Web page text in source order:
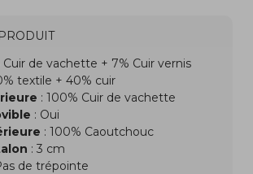
Cuir de vachette + 7% Cuir vernis
textile + 40% cuir
: 100% Cuir de vachette
: Oui
: 100% Caoutchouc
: 3 cm
de trépointe